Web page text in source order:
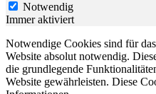
Notwendig
Immer aktiviert
Notwendige Cookies sind für
Website absolut notwendig.
die grundlegende
Website gewährleisten. Diese